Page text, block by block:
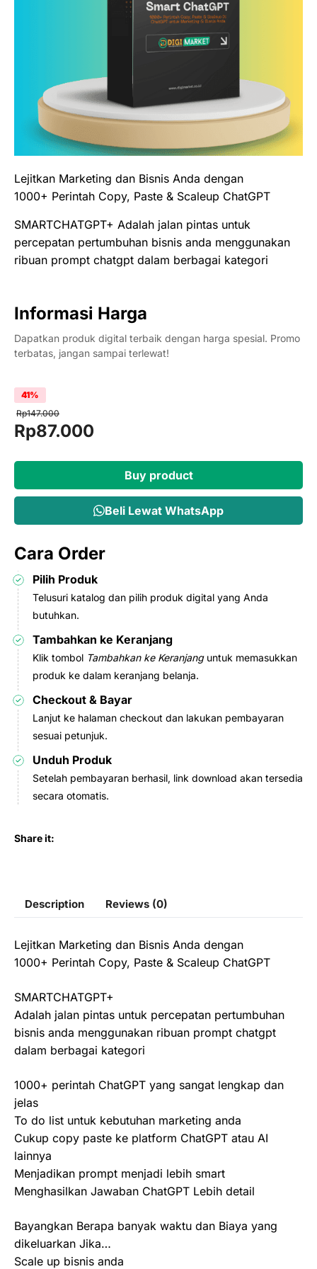
Lejitkan Marketing dan Bisnis Anda dengan
1000+ Perintah Copy, Paste & Scaleup ChatGPT
SMARTCHATGPT+ Adalah jalan pintas untuk
percepatan pertumbuhan bisnis anda menggunakan
ribuan prompt chatgpt dalam berbagai kategori
Informasi Harga
Dapatkan produk digital terbaik dengan harga spesial. Promo
terbatas, jangan sampai terlewat!
41%
Rp147.000
Original
was:
Rp147.000.
Rp87.000
is:
Rp87.000.
Buy product
Beli Lewat WhatsApp
Cara Order
Pilih Produk
Telusuri katalog dan pilih produk digital yang Anda
butuhkan.
Tambahkan ke Keranjang
Klik tombol Tambahkan ke Keranjanguntuk memasukkan
produk ke dalam keranjang belanja.
Checkout & Bayar
Lanjut ke halaman checkout dan lakukan pembayaran
sesuai petunjuk.
Unduh Produk
Setelah pembayaran berhasil, link download akan tersedia
secara otomatis.
Share it:
Description Reviews (0)
Lejitkan Marketing dan Bisnis Anda dengan
1000+ Perintah Copy, Paste & Scaleup ChatGPT
SMARTCHATGPT+
Adalah jalan pintas untuk percepatan pertumbuhan
bisnis anda menggunakan ribuan prompt chatgpt
dalam berbagai kategori
1000+ perintah ChatGPT yang sangat lengkap dan
jelas
To do list untuk kebutuhan marketing anda
Cukup copy paste ke platform ChatGPT atau AI
lainnya
Menjadikan prompt menjadi lebih smart
Menghasilkan Jawaban ChatGPT Lebih detail
Bayangkan Berapa banyak waktu dan Biaya yang
dikeluarkan Jika…
Scale up bisnis anda